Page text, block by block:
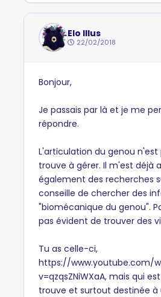
Elo Illus
22/02/2018
Bonjour,
Je passais par là et je me
répondre.
L'articulation du genou n'est
trouve à gérer. Il m'est déjà
également des recherches
conseille de chercher des
"biomécanique du genou".
pas évident de trouver des
Tu as celle-ci,
https://www.youtube.com/
v=qzqsZNiWXaA, mais qui
trouve et surtout destinée à